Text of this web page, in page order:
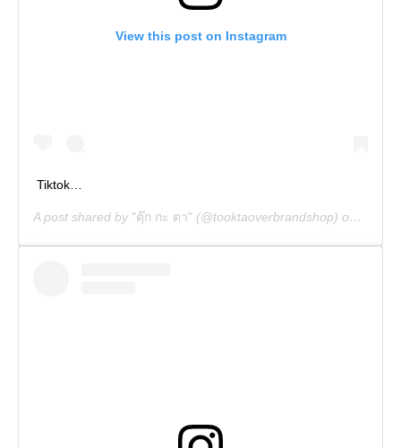
View this post on Instagram
Tiktok…
A post shared by "ตุ๊ก กะ ตา" (@tooktaoverbrandshop) on